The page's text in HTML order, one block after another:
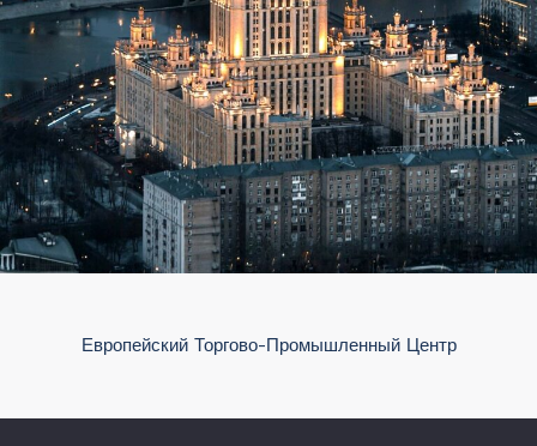
Европейский Торгово-Промышленный Центр